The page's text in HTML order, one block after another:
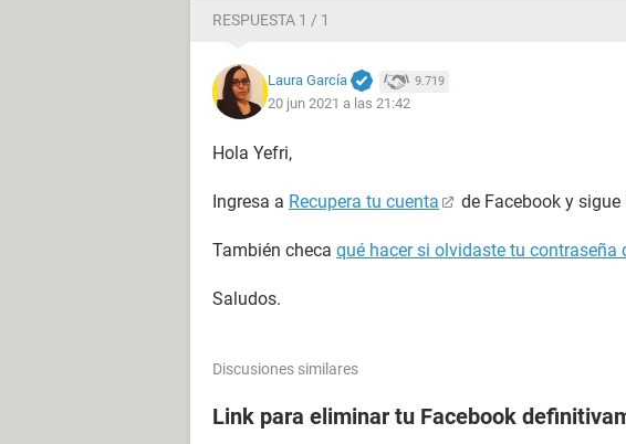
RESPUESTA 1 / 1
Laura García 9.719
20 jun 2021 a las 21:42
Hola Yefri,
Ingresa a Recupera tu cuenta de Facebook y
También checa qué hacer si olvidaste tu contraseña
Saludos.
Discusiones similares
Link para eliminar tu Facebook